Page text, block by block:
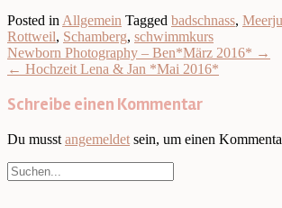
Posted in Allgemein Tagged badschnass,
Rottweil, Schamberg, schwimmkurs
Post
navigation
Newborn Photography – Ben*März 2016* →
← Hochzeit Lena & Jan *Mai 2016*
Schreibe einen Kommentar
Du musst angemeldet sein, um einen